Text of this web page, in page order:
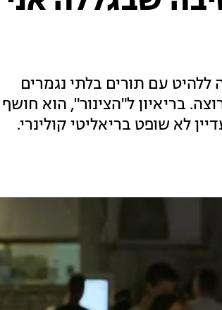
עם תורים בלתי נגמרים
בריאיון ל"הצינור", הוא חושף
הוא עדיין לא שופט בריאליטי קולינרי.